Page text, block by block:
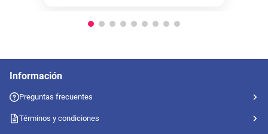
Información
Preguntas frecuentes
Términos y condiciones